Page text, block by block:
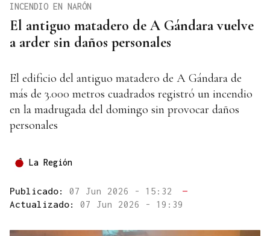
El antiguo matadero de A Gándara vuelve
a arder sin daños personales
INCENDIO EN NARÓN
El edificio del antiguo matadero de A Gándara de
más de 3.000 metros cuadrados registró un incendio
en la madrugada del domingo sin provocar daños
personales
La Región
Publicado: 07 Jun 2026 - 15:32
—
Actualizado: 07 Jun 2026 - 19:39